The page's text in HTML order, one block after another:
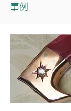
事例